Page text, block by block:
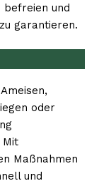
befreien und
garantieren.
oder
Mit
Maßnahmen
und